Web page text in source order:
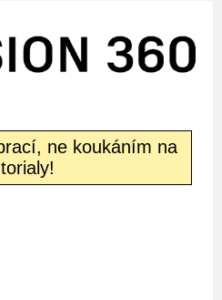
ne koukáním na